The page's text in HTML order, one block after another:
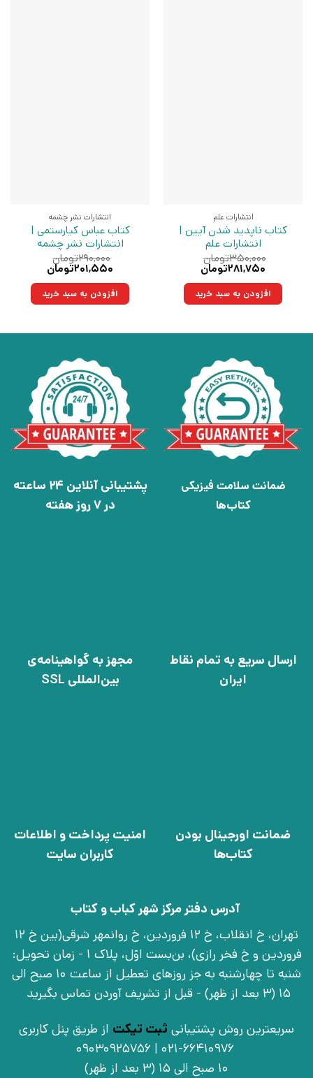
انتشارات علم
کتاب ناپدید شدن آیین |
انتشارات علم
۳۵۰,۰۰۰تومان
قیمت
۳۵۰,۰۰۰تومان
بود.
۲۸۱,۷۵۰تومان
۲۸۱,۷۵۰تومان.افزودن به سبد خرید
انتشارات نشر چشمه
کتاب عباس کیارستمی |
انتشارات نشر چشمه
۲۹۰,۰۰۰تومان
قیمت
۲۹۰,۰۰۰تومان
بود.
۲۰۱,۵۵۰تومان
۲۰۱,۵۵۰تومان.افزودن به سبد خرید
ضمانت سلامت فیزیکی
کتاب‌ها
پشتیبانی آنلاین 24 ساعته
در 7 روز هفته
ارسال سریع به تمام نقاط
ایران
مجهز به گواهینامه‌ی
بین‌المللی SSL
ضمانت اورجینال بودن
کتاب‌ها
امنیت پرداخت و اطلاعات
کاربران سایت
آدرس دفتر مرکز شهر کباب و کتاب
تهران، خ انقلاب، خ 12 فروردین، خ روانمهر شرقی(بین خ 12
فروردین و خ فخر رازی)، بن‌بست اوّل، پلاک 1 - زمان تحویل:
شنبه تا چهارشنبه به جز روزهای تعطیل از ساعت 10 صبح الی
15 (3 بعد از ظهر) - قبل از تشریف آوردن تماس بگیرید
سریعترین روش پشتیبانی ثبت تیکت از طریق پنل کاربری
021-66410976 | 09030925756
10 صبح الی 15 (3 بعد از ظهر)